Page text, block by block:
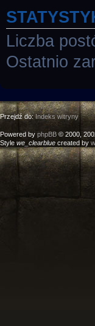
Liczba
Ostatnio
Przejdź do:Indeks witryny
Powered by phpBB © 2000,
Style we_clearblue created by